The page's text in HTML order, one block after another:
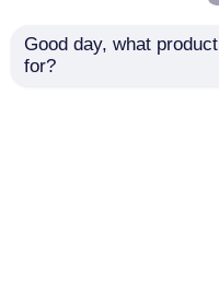
Good day, what
for?